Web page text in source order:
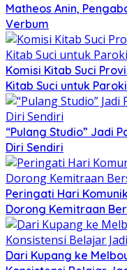
Matheos Anin,
Verbum
Komisi Kitab Suci
Kitab Suci untuk
“Pulang Studio” Jadi
Diri Sendiri
Peringati Hari
Dorong Kemitraan
Dari Kupang ke